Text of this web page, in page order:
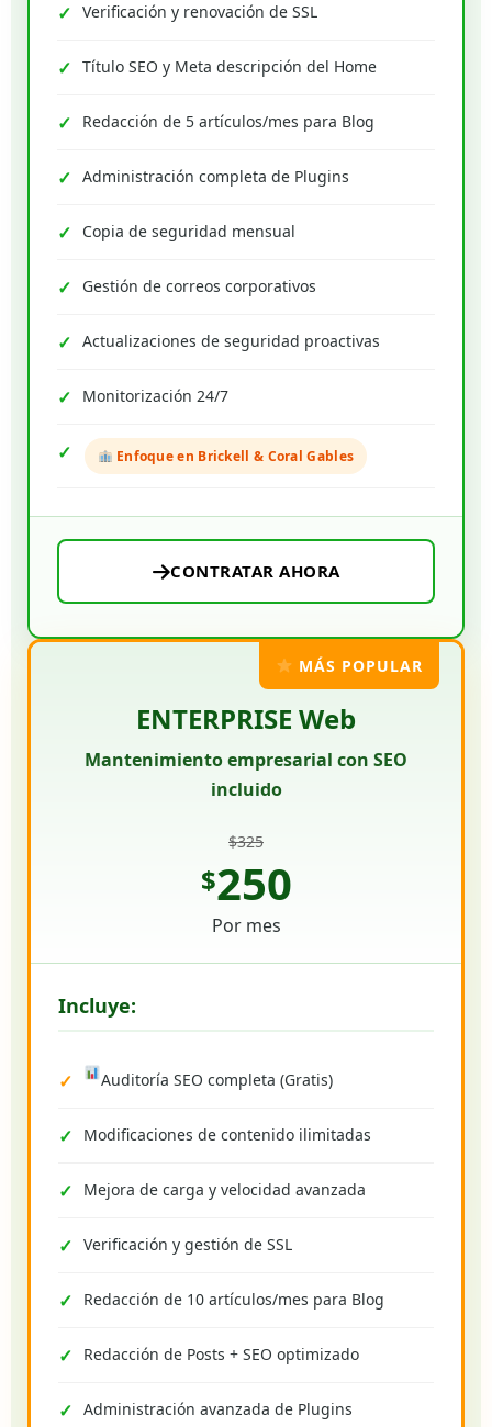
Verificación y renovación de SSL
Título SEO y Meta descripción del Home
Redacción de 5 artículos/mes para Blog
Administración completa de Plugins
Copia de seguridad mensual
Gestión de correos corporativos
Actualizaciones de seguridad proactivas
Monitorización 24/7
Enfoque en Brickell & Coral Gables
CONTRATAR AHORA
MÁS POPULAR
ENTERPRISE Web
Mantenimiento empresarial con SEO
incluido
$325
$250
Por mes
Incluye:
Auditoría SEO completa (Gratis)
Modificaciones de contenido ilimitadas
Mejora de carga y velocidad avanzada
Verificación y gestión de SSL
Redacción de 10 artículos/mes para Blog
Redacción de Posts + SEO optimizado
Administración avanzada de Plugins